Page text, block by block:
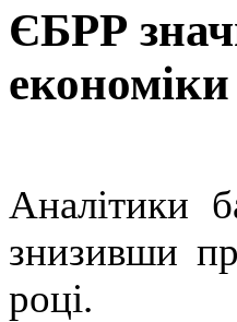
ЄБРР
Аналітики
знизивши
році.